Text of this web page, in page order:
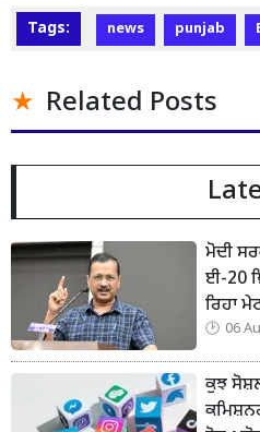
Tags: news punjab
Related Posts
ਮੋਦੀ
ਈ-20
ਰਿਹਾ
06
ਕੁਝ